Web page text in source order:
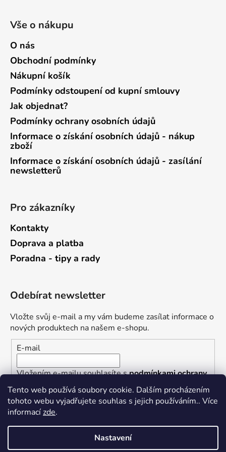
Tento web používá soubory cookie. Dalším procházením
tohoto webu vyjadřujete souhlas s jejich používáním.. Více
informacízde.
Nastavení
Vše o nákupu
O nás
Obchodní podmínky
Nákupní košík
Podmínky odstoupení od kupní smlouvy
Jak objednat?
Podmínky ochrany osobních údajů
Informace o získání osobních údajů - nákup
zboží
Informace o získání osobních údajů - zasílání
newsletterů
Pro zákazníky
Kontakty
Doprava a platba
Poradna - tipy a rady
Odebírat newsletter
Vložte svůj e-mail a my vám budeme zasílat informace o
nových produktech na našem e-shopu.
E-mail
Vložením e-mailu souhlasíte spodmínkami ochrany
osobních údajů
PŘIHLÁSIT SE